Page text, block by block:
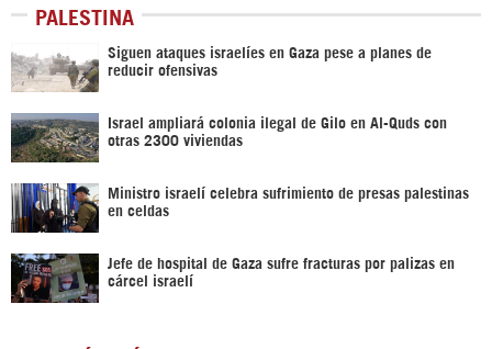
PALESTINA
Siguen ataques israelíes en Gaza pese a planes de
reducir ofensivas
Israel ampliará colonia ilegal de Gilo en Al-Quds con
otras 2300 viviendas
Ministro israelí celebra sufrimiento de presas palestinas
en celdas
Jefe de hospital de Gaza sufre fracturas por palizas en
cárcel israelí